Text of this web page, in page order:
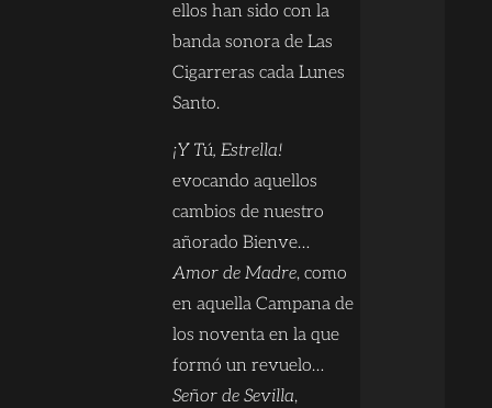
ellos han sido con la
banda sonora de Las
Cigarreras cada Lunes
Santo.
¡Y Tú, Estrella!
evocando aquellos
cambios de nuestro
añorado Bienve…
Amor de Madre, como
en aquella Campana de
los noventa en la que
formó un revuelo…
Señor de Sevilla,